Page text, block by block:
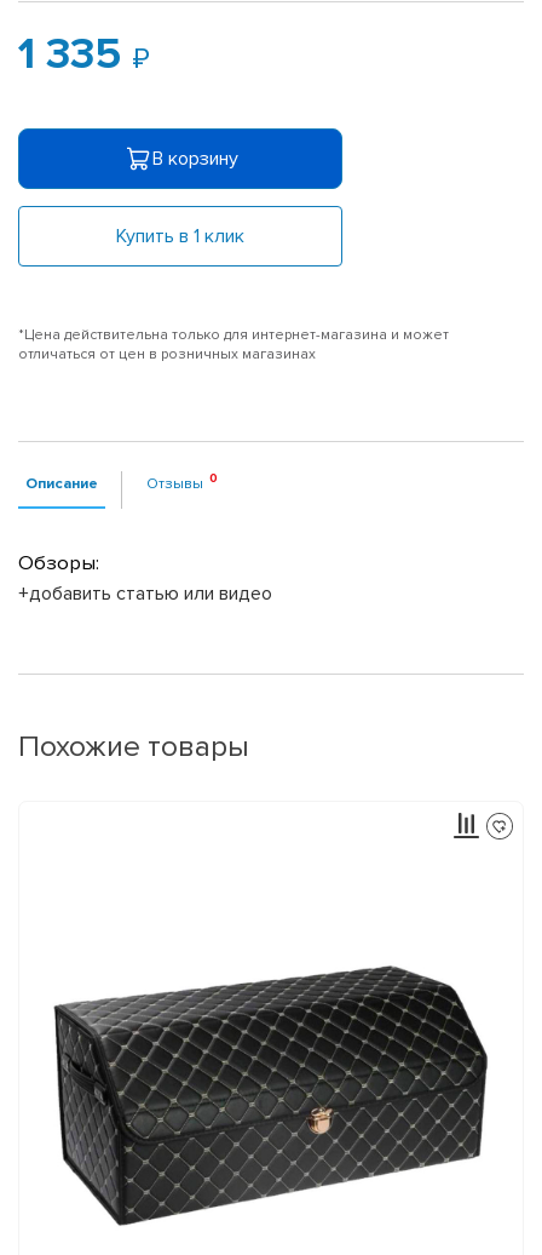
1 335
В корзину
Купить в 1 клик
*Цена действительна только для интернет-магазина и может
отличаться от цен в розничных магазинах
Описание Отзывы
Обзоры:
+добавить статью или видео
Похожие товары